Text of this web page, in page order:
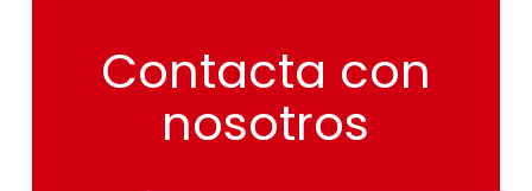
Contacta con
nosotros